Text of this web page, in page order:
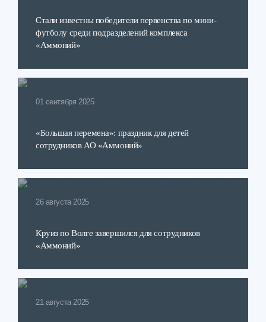
Стали известны победители первенства по мини-
футболу среди подразделений комплекса
«Аммоний»
01 сентября 2025
«Большая перемена»: праздник для детей
сотрудников АО «Аммоний»
26 августа 2025
Круиз по Волге завершился для сотрудников
«Аммоний»
21 августа 2025